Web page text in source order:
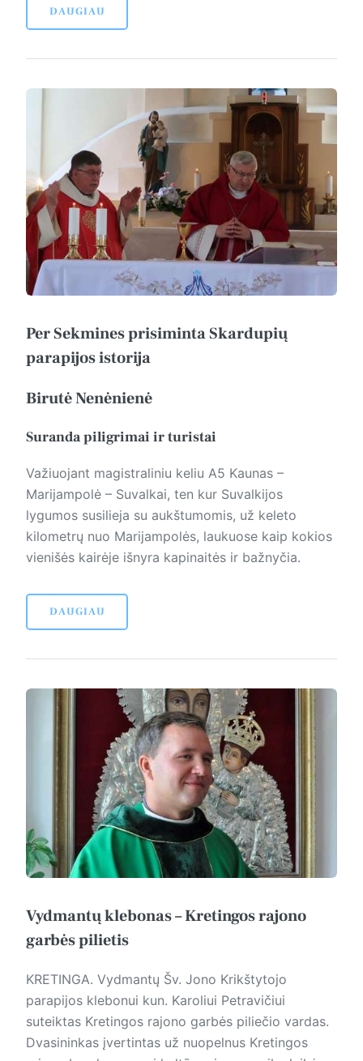
DAUGIAU
Per Sekmines prisiminta Skardupių
parapijos istorija
Birutė Nenėnienė
Suranda piligrimai ir turistai
Važiuojant magistraliniu keliu A5 Kaunas –
Marijampolė – Suvalkai, ten kur Suvalkijos
lygumos susilieja su aukštumomis, už keleto
kilometrų nuo Marijampolės, laukuose kaip kokios
vienišės kairėje išnyra kapinaitės ir bažnyčia.
DAUGIAU
Vydmantų klebonas – Kretingos rajono
garbės pilietis
KRETINGA. Vyd­man­tų Šv. Jono Krikštytojo
parapijos klebonui kun. Karoliui Petravičiui
suteiktas Kretingos rajono garbės piliečio vardas.
Dvasininkas įvertintas už nuopelnus Kretingos